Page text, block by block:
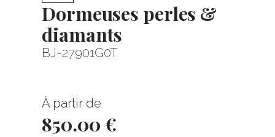
Dormeuses perles &
diamants
BJ-27901G0T
À partir de
850.00 €